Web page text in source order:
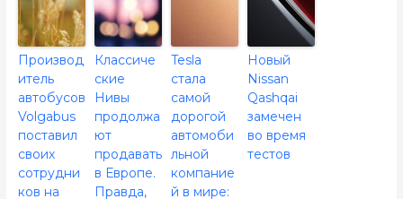
Производ
итель
автобусов
Volgabus
поставил
своих
сотрудни
ков на
Классиче
ские
Нивы
продолжа
ют
продавать
в Европе.
Правда,
Tesla
стала
самой
дорогой
автомоби
льной
компание
й в мире:
Новый
Nissan
Qashqai
замечен
во время
тестов